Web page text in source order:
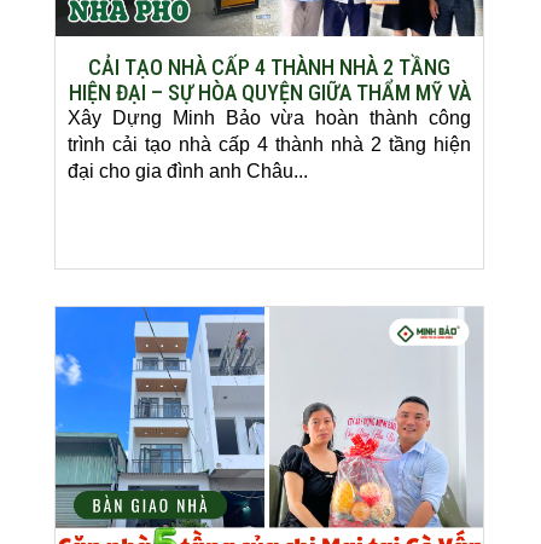
CẢI TẠO NHÀ CẤP 4 THÀNH NHÀ 2 TẦNG
HIỆN ĐẠI – SỰ HÒA QUYỆN GIỮA THẨM MỸ VÀ
CÔNG NĂNG
Xây Dựng Minh Bảo vừa hoàn thành công
trình cải tạo nhà cấp 4 thành nhà 2 tầng hiện
đại cho gia đình anh Châu...